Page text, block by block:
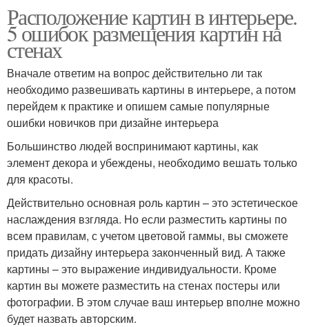
Расположение картин в интерьере.
5 ошибок размещения картин на
стенах
Вначале ответим на вопрос действительно ли так
необходимо развешивать картины в интерьере, а потом
перейдем к практике и опишем самые популярные
ошибки новичков при дизайне интерьера
Большинство людей воспринимают картины, как
элемент декора и убеждены, необходимо вешать только
для красоты.
Действительно основная роль картин – это эстетическое
наслаждения взгляда. Но если разместить картины по
всем правилам, с учетом цветовой гаммы, вы сможете
придать дизайну интерьера законченный вид. А также
картины – это выражение индивидуальности. Кроме
картин вы можете разместить на стенах постеры или
фотографии. В этом случае ваш интерьер вполне можно
будет назвать авторским.